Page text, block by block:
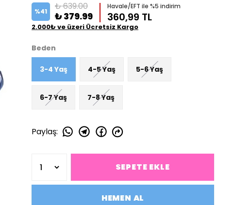
%41 ₺ 639.00
₺ 379.99
Havale/EFT ile %5 indirim
360,99 TL
2.000₺ ve üzeri Ücretsiz Kargo
Beden
3-4 Yaş 4-5 Yaş 5-6 Yaş
6-7 Yaş 7-8 Yaş
Paylaş:
SEPETE EKLE
HEMEN AL